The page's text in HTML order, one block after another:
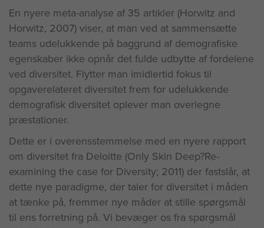
En nyere meta-analyse af 35 artikler (Horwitz and
Horwitz, 2007) viser, at man ved at sammensætte
teams udelukkende på baggrund af demografiske
egenskaber ikke opnår det fulde udbytte af fordelene
ved diversitet. Flytter man imidlertid fokus til
opgaverelateret diversitet frem for udelukkende
demografisk diversitet oplever man overlegne
præstationer.
Dette er i overensstemmelse med en nyere rapport
om diversitet fra Deloitte (Only Skin Deep?Re-
examining the case for Diversity; 2011) der fastslår, at
dette nye paradigme, der taler for diversitet i måden
at tænke på, fremmer nye måder at stille spørgsmål
til ens forretning på. Vi bevæger os fra spørgsmål